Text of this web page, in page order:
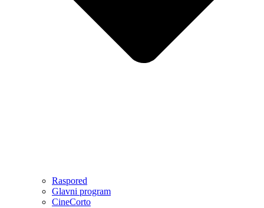
Raspored
Glavni program
CineCorto